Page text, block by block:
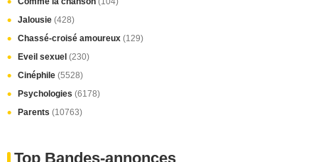
Jalousie (428)
Chassé-croisé amoureux (129)
Eveil sexuel (230)
Cinéphile (5528)
Psychologies (6178)
Parents (10763)
Top Bandes-annonces